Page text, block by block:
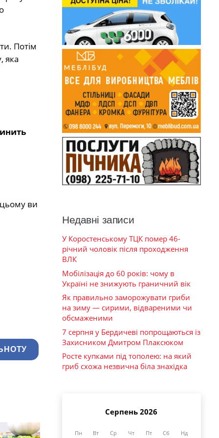
Потім
яка
ви
Недавні записи
У Коростенському ТЦК помер 46-
річний чоловік після проходження
ВЛК
Мобілізація до 60 років: чому в
Україні не знижують граничний вік
Як правильно заморожувати гриби
на зиму — сирими, відвареними чи
обсмаженими
7 серпня у Бердичеві попрощаються із
Захисником Дмитром Плаксюком
Росте купками під тополею: на який
гриб схожа незвична біла знахідка
Серпень 2026
Пн Вт Ср Чт Пт Сб Нд